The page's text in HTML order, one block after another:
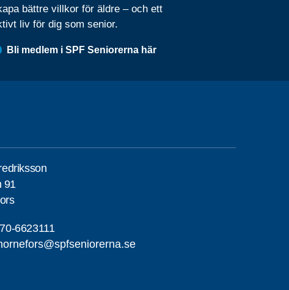
bättre villkor för äldre – och ett
liv för dig som senior.
Bli medlem i SPF Seniorerna här
91
6623111